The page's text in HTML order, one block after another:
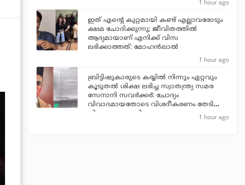
1 hour ago
ഇത് എന്റെ കുറ്റമായി കണ്ട് എല്ലാവരോടും
ക്ഷമ ചോദിക്കുന്നു; ജീവിതത്തിൽ
ആദ്യമായാണ് എനിക്ക് വിസ
ലഭിക്കാത്തത്: മോഹൻലാൽ
1 hour ago
ബ്രിട്ടിഷുകാരുടെ കയ്യില്‍ നിന്നും ഏറ്റവും
കൂടുതല്‍ ശിക്ഷ ലഭിച്ച സ്വാതന്ത്ര്യ സമര
സേനാനി സവര്‍ക്കര്‍: ചോദ്യം
വിവാദമായതോടെ വിശദീകരണം തേടി
വിദ്യാഭ്യാസ മന്ത്രി
1 hour ago